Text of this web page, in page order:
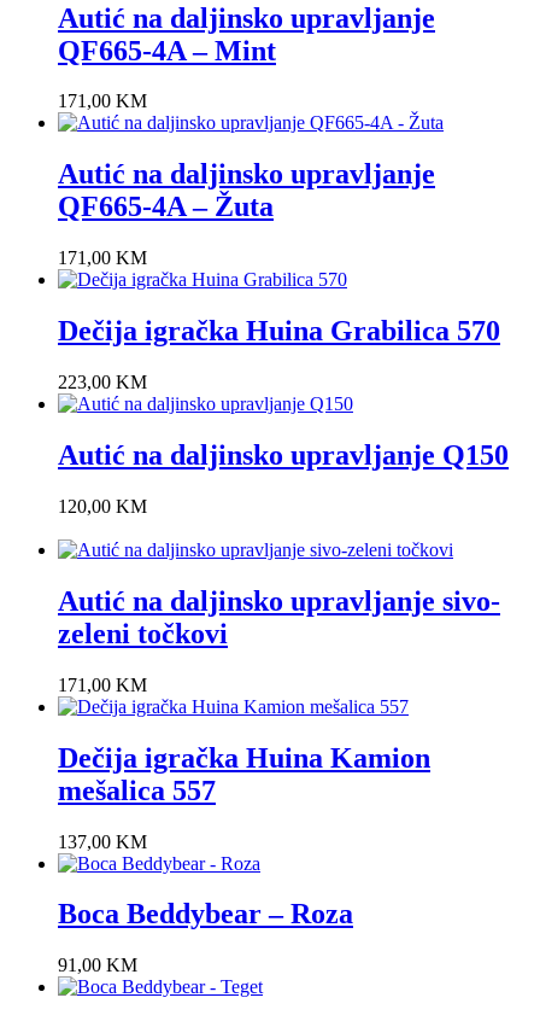
Autić na daljinsko upravljanje
QF665-4A – Mint
171,00 KM
Autić na daljinsko upravljanje
QF665-4A – Žuta
171,00 KM
Dečija igračka Huina Grabilica 570
223,00 KM
Autić na daljinsko upravljanje Q150
120,00 KM
Autić na daljinsko upravljanje sivo-
zeleni točkovi
171,00 KM
Dečija igračka Huina Kamion
mešalica 557
137,00 KM
Boca Beddybear – Roza
91,00 KM